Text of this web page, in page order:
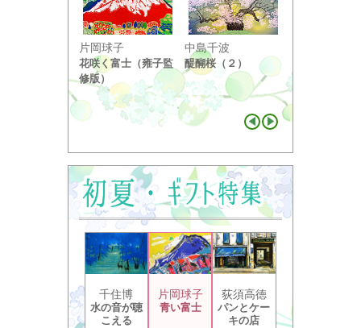
片岡球子
花咲く富士（雍子監
修版）
中島千波
醍醐桜（２）
り ...
千住博
水の音が聴
こえる
片岡球子
青い富士
荻須高徳
パンとケー
キの店